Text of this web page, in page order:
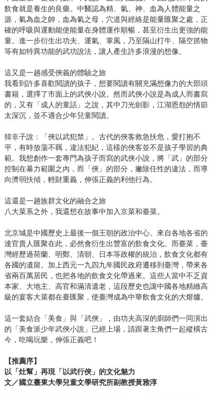
飲食就是養生的良藥。中醫認為精、氣、神、血為人體能量之
源，氣為血之帥，血為氣之母，穴道與經絡是能量匯聚之處，正
確的呼吸與運動能使能量在身體運作順暢，甚至衍生出更強的能
量。進一步衍生出功夫、運氣、掌風，乃至隔山打牛、隔空抓物
等有如特異功能的武功說法，讓人產生許多浪漫的想像。
這又是一趟感受俠義的體驗之旅
我看到許多喜歡閱讀的孩子，想要閱讀有關充滿想像力的大部頭
書籍，選擇了市面上的武俠小說。然而武俠小說是為成人而書寫
的，又有「成人的童話」之說，其中刀光劍影，江湖恩怨的情節
太深沉，並不適合少年兒童閱讀。
韓非子說：「俠以武犯禁」。古代的俠客救急扶危，愛打抱不
平，有時放蕩不羈，違法犯紀，這樣的俠客並不是孩子學習的典
範。我想創作一套專門為孩子而寫的武俠小說，將「武」的部分
控制在暴力範圍之內，而「俠」的部分，撇除任性的違法，而導
向濟弱扶傾，輕財重義，伸張正義的利他行為。
這還是一趟族群文化的融合之旅
八大菜系之外，我還想在故事中加入京菜和臺菜。
北京城是中國歷史上最後一個王朝的政治中心。來自各地各省的
達官貴人匯聚在此，必然會衍生出豐富的飲食文化。而臺菜，臺
灣經歷過荷蘭、明鄭、清朝、日本等政權的統治，飲食文化都有
各國的遺留。加上西元一九四九年國民政府遷移到臺灣，帶來各
省兩百萬居民，也把各地的飲食文化帶過來。這些人當中不乏資
本家、大地主、高官和滿清遺老，這段歷史也讓中國各地精緻高
級的宴客大菜都在臺匯聚，使臺灣成為中華飲食文化的大熔爐。
這一套結合「美食」與「武俠」，由功夫高深的廚師們一同演出
的「美食派少年武俠小說」已經上場，請跟著主角們一起縱橫古
今，吃喝玩樂，伸張正義吧！
【推薦序】
以「灶幫」再現「以武行俠」的文化魅力
文／國立臺東大學兒童文學研究所副教授黃雅淳